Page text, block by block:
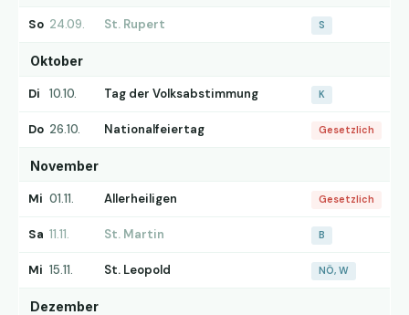
So 24.09. St. Rupert S
Oktober
Di 10.10. Tag der Volksabstimmung K
Do 26.10. Nationalfeiertag Gesetzlich
November
Mi 01.11. Allerheiligen Gesetzlich
Sa 11.11. St. Martin B
Mi 15.11. St. Leopold NÖ, W
Dezember